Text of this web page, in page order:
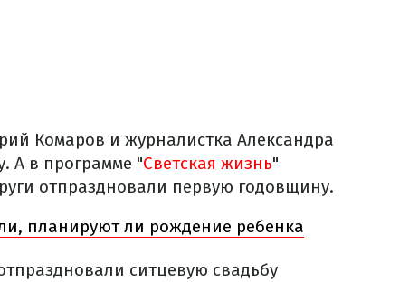
Комаров и журналистка Александра
А в программе "Светская жизнь"
отпраздновали первую годовщину.
планируют ли рождение ребенка
ситцевую свадьбу